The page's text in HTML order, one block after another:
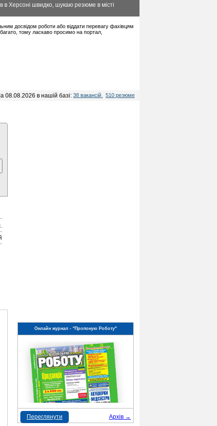
в Херсоні швидко, шукаю резюме в місті
досвідом роботи або віддати перевагу фахівцям
тому ласкаво просимо на портал,
08.08.2026 в нашій базі: 38 вакансій, 510 резюме
Онлайн журнал - "Пропоную Роботу"
Архів →
Переглянути